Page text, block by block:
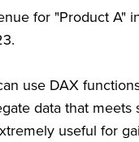
for "Product A"
use DAX
data that meets
useful for